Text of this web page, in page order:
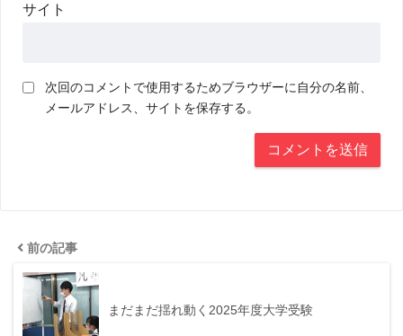
サイト
次回のコメントで使用するためブラウザーに自分の名前、
メールアドレス、サイトを保存する。
前の記事
まだまだ揺れ動く2025年度大学受験